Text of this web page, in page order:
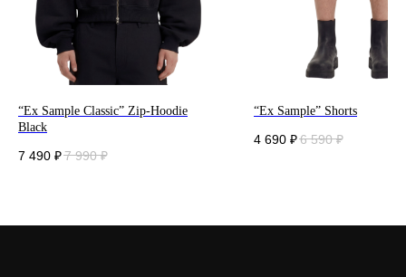
“Ex Sample Classic” Zip-Hoodie
Black
7 490 ₽7 990 ₽
“Ex Sample” Shorts
4 690 ₽6 590 ₽